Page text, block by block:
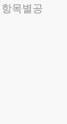
항목별공